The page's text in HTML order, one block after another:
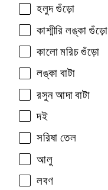
হলুদগুঁড়ো
কাশ্মীরি লঙ্কা গুঁড়ো
কালো মরিচ গুঁড়ো
লঙ্কা বাটা
রসুনআদা বাটা
দই
সরিষা তেল
আলু
লবণ